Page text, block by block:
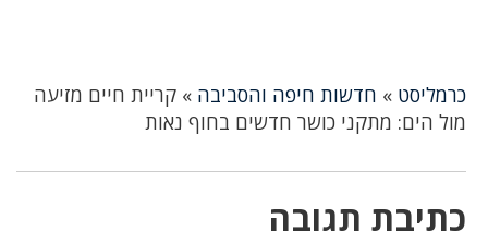
כרמליסט » חדשות חיפה והסביבה » קריית חיים מזיעה
מול הים: מתקני כושר חדשים בחוף נאות
כתיבת תגובה